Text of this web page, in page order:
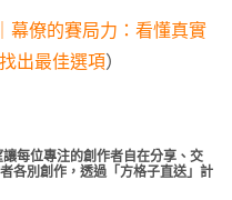
幕僚的賽局力：看懂真實
出最佳選項）
每位專注的創作者自在分享、交
各別創作，透過「方格子直送」計